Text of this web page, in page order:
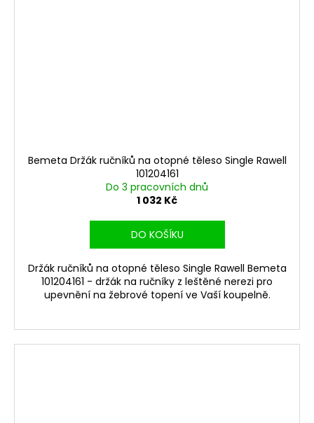
Bemeta Držák ručníků na otopné těleso Single Rawell
101204161
Do 3 pracovních dnů
1 032 Kč
DO KOŠÍKU
Držák ručníků na otopné těleso Single Rawell Bemeta
101204161 - držák na ručníky z leštěné nerezi pro
upevnění na žebrové topení ve Vaší koupelně.